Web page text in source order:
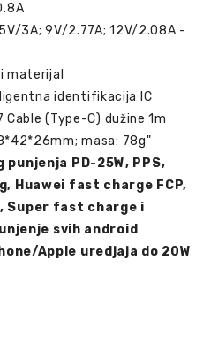
3A; 9V/2.77A; 12V/2.08A -
materijal
identifikacija IC
Cable (Type-C) dužine 1m
masa: 78g"
PD-25W, PPS,
Huawei fast charge FCP,
Super fast charge i
svih android
Apple uredjaja do 20W